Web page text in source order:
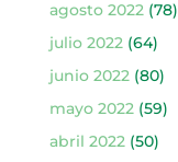
agosto 2022(78)
julio 2022(64)
junio 2022(80)
mayo 2022(59)
abril 2022(50)